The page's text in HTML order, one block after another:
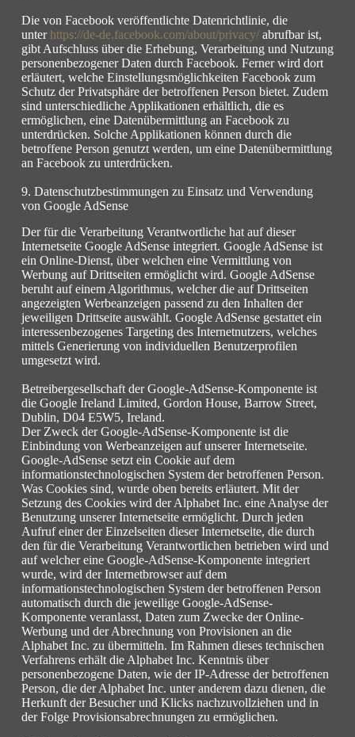
Die von Facebook veröffentlichte Datenrichtlinie, die
unterhttps://de-de.facebook.com/about/privacy/abrufbar ist,
gibt Aufschluss über die Erhebung, Verarbeitung und Nutzung
personenbezogener Daten durch Facebook. Ferner wird dort
erläutert, welche Einstellungsmöglichkeiten Facebook zum
Schutz der Privatsphäre der betroffenen Person bietet. Zudem
sind unterschiedliche Applikationen erhältlich, die es
ermöglichen, eine Datenübermittlung an Facebook zu
unterdrücken. Solche Applikationen können durch die
betroffene Person genutzt werden, um eine Datenübermittlung
an Facebook zu unterdrücken.
9. Datenschutzbestimmungen zu Einsatz und Verwendung
von Google AdSense
Der für die Verarbeitung Verantwortliche hat auf dieser
Internetseite Google AdSense integriert. Google AdSense ist
ein Online-Dienst, über welchen eine Vermittlung von
Werbung auf Drittseiten ermöglicht wird. Google AdSense
beruht auf einem Algorithmus, welcher die auf Drittseiten
angezeigten Werbeanzeigen passend zu den Inhalten der
jeweiligen Drittseite auswählt. Google AdSense gestattet ein
interessenbezogenes Targeting des Internetnutzers, welches
mittels Generierung von individuellen Benutzerprofilen
umgesetzt wird.
Betreibergesellschaft der Google-AdSense-Komponente ist
die Google Ireland Limited, Gordon House, Barrow Street,
Dublin, D04 E5W5, Ireland.
Der Zweck der Google-AdSense-Komponente ist die
Einbindung von Werbeanzeigen auf unserer Internetseite.
Google-AdSense setzt ein Cookie auf dem
informationstechnologischen System der betroffenen Person.
Was Cookies sind, wurde oben bereits erläutert. Mit der
Setzung des Cookies wird der Alphabet Inc. eine Analyse der
Benutzung unserer Internetseite ermöglicht. Durch jeden
Aufruf einer der Einzelseiten dieser Internetseite, die durch
den für die Verarbeitung Verantwortlichen betrieben wird und
auf welcher eine Google-AdSense-Komponente integriert
wurde, wird der Internetbrowser auf dem
informationstechnologischen System der betroffenen Person
automatisch durch die jeweilige Google-AdSense-
Komponente veranlasst, Daten zum Zwecke der Online-
Werbung und der Abrechnung von Provisionen an die
Alphabet Inc. zu übermitteln. Im Rahmen dieses technischen
Verfahrens erhält die Alphabet Inc. Kenntnis über
personenbezogene Daten, wie der IP-Adresse der betroffenen
Person, die der Alphabet Inc. unter anderem dazu dienen, die
Herkunft der Besucher und Klicks nachzuvollziehen und in
der Folge Provisionsabrechnungen zu ermöglichen.